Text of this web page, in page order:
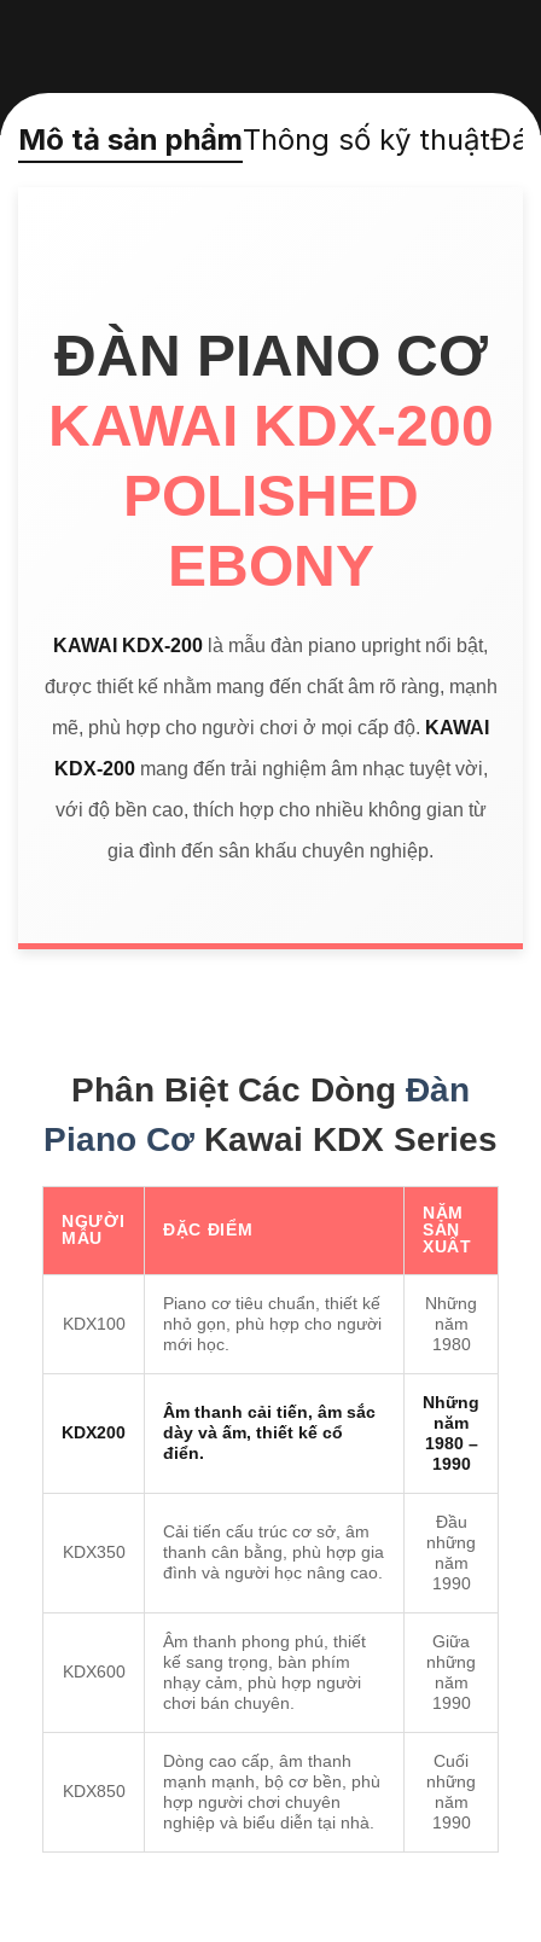
Mô tả sản phẩmThông số kỹ thuật
ĐÀN PIANO CƠ
KAWAI KDX-200
POLISHED
EBONY
KAWAI KDX-200 là mẫu đàn piano upright nổi bật,
được thiết kế nhằm mang đến chất âm rõ ràng, mạnh
mẽ, phù hợp cho người chơi ở mọi cấp độ. KAWAI
KDX-200mang đến trải nghiệm âm nhạc tuyệt vời,
với độ bền cao, thích hợp cho nhiều không gian từ
gia đình đến sân khấu chuyên nghiệp.
Phân Biệt Các Dòng Đàn
Piano Cơ Kawai KDX Series
NGƯỜI
MẪU
ĐẶC ĐIỂM
NĂM
SẢN
XUẤT
KDX100
Piano cơ tiêu chuẩn, thiết kế
nhỏ gọn, phù hợp cho người
mới học.
Những
năm
1980
KDX200
Âm thanh cải tiến, âm sắc
dày và ấm, thiết kế cổ
điển.
Những
năm
1980 –
1990
KDX350
Cải tiến cấu trúc cơ sở, âm
thanh cân bằng, phù hợp gia
đình và người học nâng cao.
Đầu
những
năm
1990
KDX600
Âm thanh phong phú, thiết
kế sang trọng, bàn phím
nhạy cảm, phù hợp người
chơi bán chuyên.
Giữa
những
năm
1990
KDX850
Dòng cao cấp, âm thanh
mạnh mạnh, bộ cơ bền, phù
hợp người chơi chuyên
nghiệp và biểu diễn tại nhà.
Cuối
những
năm
1990